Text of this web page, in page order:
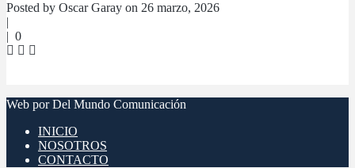
Posted by Oscar Garay on 26 marzo, 2026
|
| 0
Web por Del Mundo Comunicación
INICIO
NOSOTROS
CONTACTO